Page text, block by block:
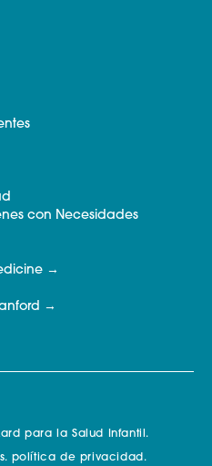
con Necesidades
para la Salud Infantil.
política de privacidad.